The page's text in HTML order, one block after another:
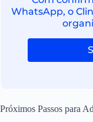
WhatsApp, o
Próximos Passos para